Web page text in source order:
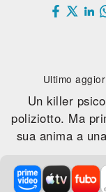
Ultimo
Un killer
poliziotto. Ma
sua anima a